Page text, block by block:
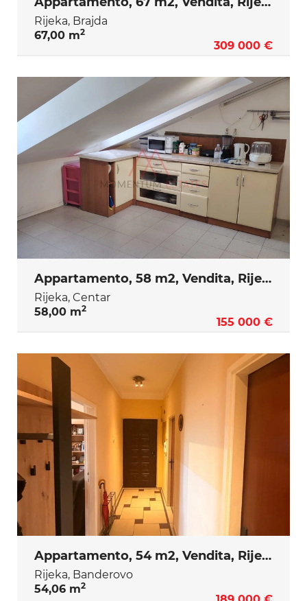
Rijeka, Brajda
67,00 m2
309 000 €
Appartamento, 58 m2, Vendita, Rijeka - Centar
Rijeka, Centar
58,00 m2
155 000 €
Appartamento, 54 m2, Vendita, Rijeka - Banderovo
Rijeka, Banderovo
54,06 m2